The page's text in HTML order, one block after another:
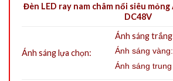
Đèn LED ray nam châm nổi siêu
DC48V
Ánh sáng lựa chọn:
Ánh sáng
Ánh sáng
Ánh sáng